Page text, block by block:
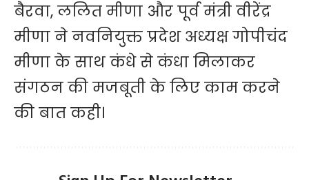
बैरवा, ललित मीणा और पूर्व मंत्री वीरेंद्र
मीणा ने नवनियुक्त प्रदेश अध्यक्ष गोपीचंद
मीणा के साथ कंधे से कंधा मिलाकर
संगठन की मजबूती के लिए काम करने
की बात कही।